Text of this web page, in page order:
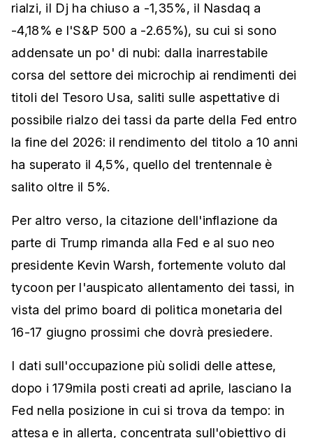
rialzi, il Dj ha chiuso a -1,35%, il Nasdaq a
-4,18% e l'S&P 500 a -2.65%), su cui si sono
addensate un po' di nubi: dalla inarrestabile
corsa del settore dei microchip ai rendimenti dei
titoli del Tesoro Usa, saliti sulle aspettative di
possibile rialzo dei tassi da parte della Fed entro
la fine del 2026: il rendimento del titolo a 10 anni
ha superato il 4,5%, quello del trentennale è
salito oltre il 5%.
Per altro verso, la citazione dell'inflazione da
parte di Trump rimanda alla Fed e al suo neo
presidente Kevin Warsh, fortemente voluto dal
tycoon per l'auspicato allentamento dei tassi, in
vista del primo board di politica monetaria del
16-17 giugno prossimi che dovrà presiedere.
I dati sull'occupazione più solidi delle attese,
dopo i 179mila posti creati ad aprile, lasciano la
Fed nella posizione in cui si trova da tempo: in
attesa e in allerta, concentrata sull'obiettivo di